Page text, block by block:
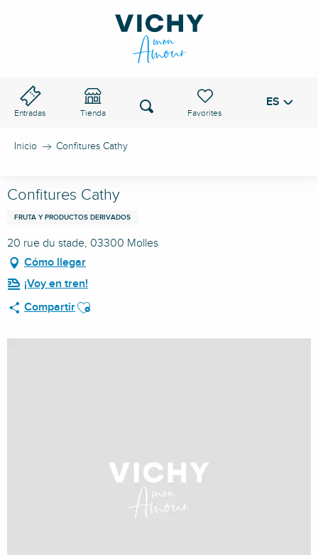
Entradas Tienda
Voir les favoris
Buscar ES
Inicio Confitures Cathy
Confitures Cathy
FRUTA Y PRODUCTOS DERIVADOS
20 rue du stade, 03300 Molles
Cómo llegar
¡Voy en tren!
CompartirAjouter aux favoris